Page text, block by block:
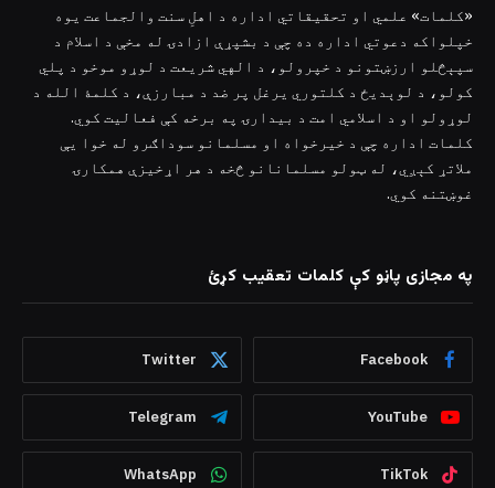
«کلمات» علمي او تحقیقاتي اداره د اهلِ سنت والجماعت یوه
خپلواکه دعوتي اداره ده چې د بشپړې ازادۍ له مخې د اسلام د
سپېڅلو ارزښتونو د خپرولو، د الهي شریعت د لوړو موخو د پلي
کولو، د لوېدیځ د کلتوري یرغل پر ضد د مبارزې، د کلمۀ الله د
لوړولو او د اسلامي امت د بیدارۍ په برخه کې فعالیت کوي.
کلمات اداره چې د خیرخواه او مسلمانو سوداګرو له خوا یې
ملاتړ کېږي، له ټولو مسلمانانو څخه د هر اړخیزې همکارۍ
غوښتنه کوي.
په مجازی پاڼو کې کلمات تعقیب کړئ
Facebook
Twitter
YouTube
Telegram
TikTok
WhatsApp